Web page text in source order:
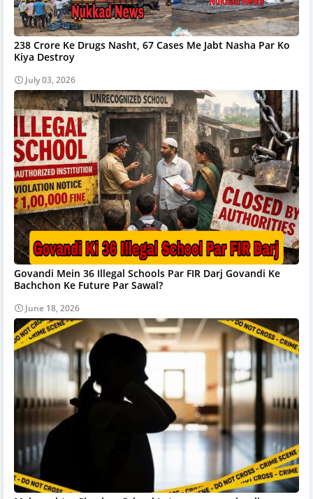
238 Crore Ke Drugs Nasht, 67 Cases Me Jabt Nasha Par Ko
Kiya Destroy
July 03, 2026
Govandi Mein 36 Illegal Schools Par FIR Darj Govandi Ke
Bachchon Ke Future Par Sawal?
June 18, 2026